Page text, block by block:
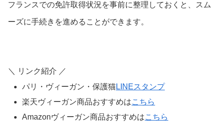
フランスでの免許取得状況を事前に整理しておくと、スム
ーズに手続きを進めることができます。
＼ リンク紹介 ／
パリ・ヴィーガン・保護猫LINEスタンプ
楽天ヴィーガン商品おすすめはこちら
Amazonヴィーガン商品おすすめはこちら